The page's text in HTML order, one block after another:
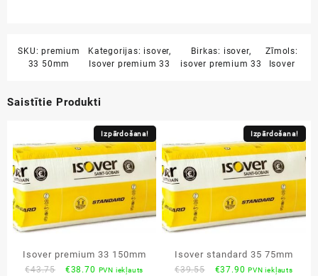
SKU:premium
33 50mm
Kategorijas: isover,
Isover premium 33
Birkas: isover,
isover premium 33
Zīmols:
Isover
Saistītie Produkti
Izpārdošana!
Isover premium 33 150mm
€43.75
Original
€38.70 Current
PVN iekļauts
Izpārdošana!
Isover standard 35 75mm
€39.55
Original
€37.90 Current
PVN iekļauts